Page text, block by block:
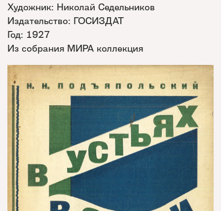
Художник: Николай Седельников
Издательство: ГОСИЗДАТ
Год: 1927
Из собрания МИРА коллекция